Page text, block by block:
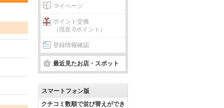
マイページ
ポイント交換
（現在 0ポイント）
登録情報確認
最近見たお店・スポット
スマートフォン版
クチコミ数順で並び替えができ